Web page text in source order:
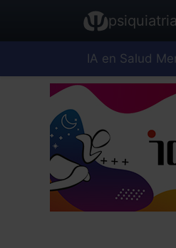
IA en Salud